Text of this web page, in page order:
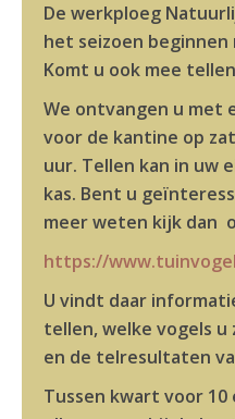
De werkploeg
het seizoen
Komt u ook mee
We ontvangen u met
voor de kantine op
uur. Tellen kan in uw
kas. Bent u
meer weten kijk dan
https://
U vindt daar
tellen, welke vogels
en de telresultaten
Tussen kwart voor